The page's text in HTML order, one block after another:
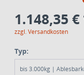
1.148,35
zzgl. Versandkosten
Typ:
bis 3.000kg |